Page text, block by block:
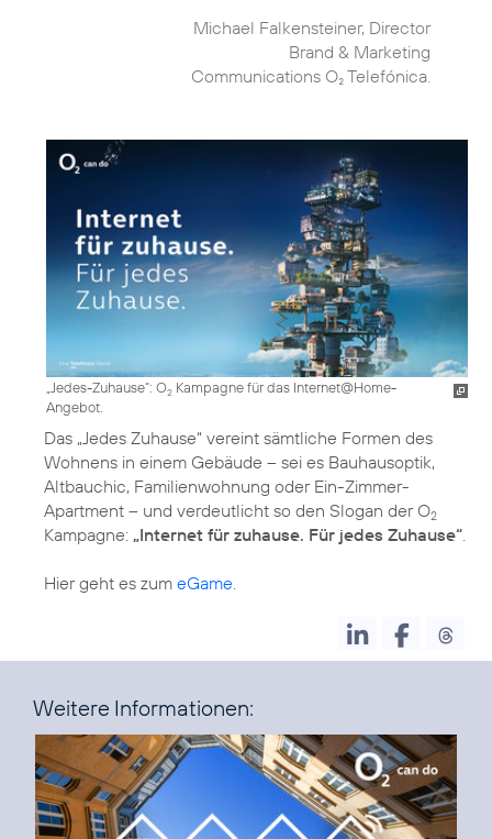
Michael Falkensteiner, Director
Brand & Marketing
Communications O₂ Telefónica.
„Jedes-Zuhause“: O2 Kampagne für das Internet@Home-
Angebot.
Das „Jedes Zuhause“ vereint sämtliche Formen des
Wohnens in einem Gebäude – sei es Bauhausoptik,
Altbauchic, Familienwohnung oder Ein-Zimmer-
Apartment – und verdeutlicht so den Slogan der O2
Kampagne: „Internet für zuhause. Für jedes Zuhause“.
Hier geht es zum eGame.
Weitere Informationen: